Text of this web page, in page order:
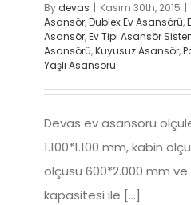
Bydevas | Kasım 30th, 2015 |
Asansör,Dublex Ev Asansörü,
Asansör,Ev Tipi Asansör
Asansörü,Kuyusuz Asansör,
Yaşlı Asansörü
Devas ev asansörü
1.100*1.100 mm, kabin
ölçüsü 600*2.000 mm ve
kapasitesi ile [...]